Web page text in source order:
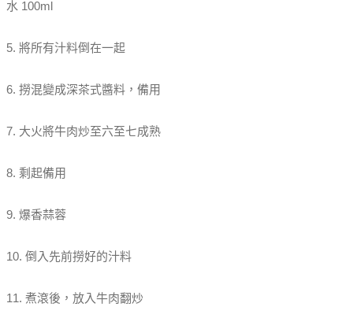
水 100ml
5. 將所有汁料倒在一起
6. 撈混變成深茶式醬料，備用
7. 大火將牛肉炒至六至七成熟
8. 剩起備用
9. 爆香蒜蓉
10. 倒入先前撈好的汁料
11. 煮滾後，放入牛肉翻炒